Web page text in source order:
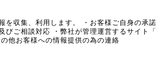
を収集、利用します。 ・お客様ご自身の承
びご相談対応 ・弊社が管理運営するサイ
他お客様への情報提供の為の連絡